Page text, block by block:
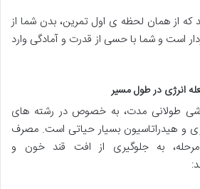
که از همان لحظه ی اول تمرین، بدن شما از
است و شما با حسی از قدرت و آمادگی وارد
انرژی در طول مسیر
طولانی مدت، به خصوص در رشته های
و هیدراتاسیون بسیار حیاتی است. مصرف
مرحله، به جلوگیری از افت قند خون و